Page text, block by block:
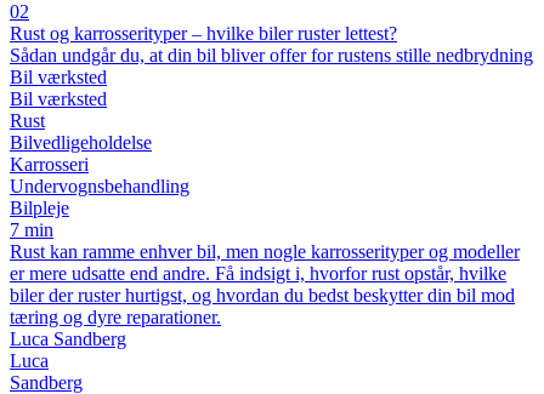
02
Rust og karrosserityper – hvilke biler ruster lettest?
Sådan undgår du, at din bil bliver offer for rustens stille nedbrydning
Bil værksted
Bil værksted
Rust
Bilvedligeholdelse
Karrosseri
Undervognsbehandling
Bilpleje
7 min
Rust kan ramme enhver bil, men nogle karrosserityper og modeller
er mere udsatte end andre. Få indsigt i, hvorfor rust opstår, hvilke
biler der ruster hurtigst, og hvordan du bedst beskytter din bil mod
tæring og dyre reparationer.
Luca Sandberg
Luca
Sandberg